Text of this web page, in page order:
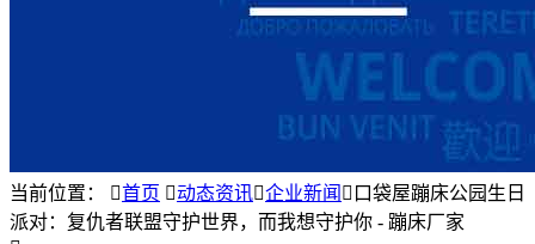
当前位置： 首页 动态资讯企业新闻  口袋屋蹦床公园生日
派对：复仇者联盟守护世界，而我想守护你 - 蹦床厂家